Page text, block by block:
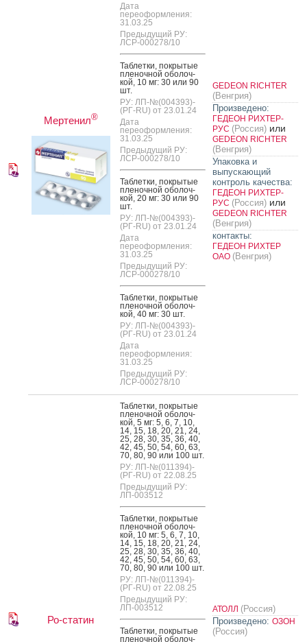
Мертенил®
Дата
переоформления:
31.03.25
Предыдущий РУ:
ЛСР-000278/10
Таб­летки, пок­ры­тые
пле­ноч­ной обо­лоч­
кой, 10 мг: 30 или 90
шт.
РУ: ЛП-№(004393)-
(РГ-RU) от 23.01.24
Дата
переоформления:
31.03.25
Предыдущий РУ:
ЛСР-000278/10
Таб­летки, пок­ры­тые
пле­ноч­ной обо­лоч­
кой, 20 мг: 30 или 90
шт.
РУ: ЛП-№(004393)-
(РГ-RU) от 23.01.24
Дата
переоформления:
31.03.25
Предыдущий РУ:
ЛСР-000278/10
Таб­летки, пок­ры­тые
пле­ноч­ной обо­лоч­
кой, 40 мг: 30 шт.
РУ: ЛП-№(004393)-
(РГ-RU) от 23.01.24
Дата
переоформления:
31.03.25
Предыдущий РУ:
ЛСР-000278/10
GEDEON RICHTER
(Венгрия)
Произведено:
ГЕДЕОН РИХТЕР-
РУС (Россия) или
GEDEON RICHTER
(Венгрия)
Упаковка и
выпускающий
контроль качества:
ГЕДЕОН РИХТЕР-
РУС (Россия) или
GEDEON RICHTER
(Венгрия)
контакты:
ГЕДЕОН РИХТЕР
ОАО (Венгрия)
Ро-статин
Таб­летки, пок­ры­тые
пле­ноч­ной обо­лоч­
кой, 5 мг: 5, 6, 7, 10,
14, 15, 18, 20, 21, 24,
25, 28, 30, 35, 36, 40,
42, 45, 50, 54, 60, 63,
70, 80, 90 или 100 шт.
РУ: ЛП-№(011394)-
(РГ-RU) от 22.08.25
Предыдущий РУ:
ЛП-003512
Таб­летки, пок­ры­тые
пле­ноч­ной обо­лоч­
кой, 10 мг: 5, 6, 7, 10,
14, 15, 18, 20, 21, 24,
25, 28, 30, 35, 36, 40,
42, 45, 50, 54, 60, 63,
70, 80, 90 или 100 шт.
РУ: ЛП-№(011394)-
(РГ-RU) от 22.08.25
Предыдущий РУ:
ЛП-003512
Таб­летки, пок­ры­тые
пле­ноч­ной обо­лоч­
АТОЛЛ (Россия)
Произведено: ОЗОН
(Россия)